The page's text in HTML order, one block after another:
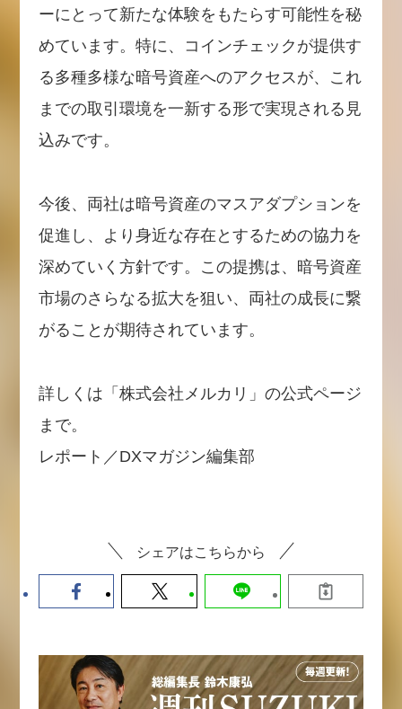
ーにとって新たな体験をもたらす可能性を秘
めています。特に、コインチェックが提供す
る多種多様な暗号資産へのアクセスが、これ
までの取引環境を一新する形で実現される見
込みです。
今後、両社は暗号資産のマスアダプションを
促進し、より身近な存在とするための協力を
深めていく方針です。この提携は、暗号資産
市場のさらなる拡大を狙い、両社の成長に繋
がることが期待されています。
詳しくは「株式会社メルカリ」の公式ページ
まで。
レポート／DXマガジン編集部
シェアはこちらから